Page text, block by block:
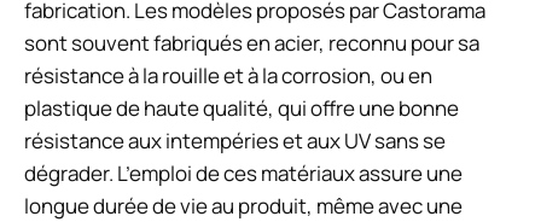
fabrication. Les modèles proposés par Castorama
sont souvent fabriqués en acier, reconnu pour sa
résistance à la rouille et à la corrosion, ou en
plastique de haute qualité, qui offre une bonne
résistance aux intempéries et aux UV sans se
dégrader. L’emploi de ces matériaux assure une
longue durée de vie au produit, même avec une